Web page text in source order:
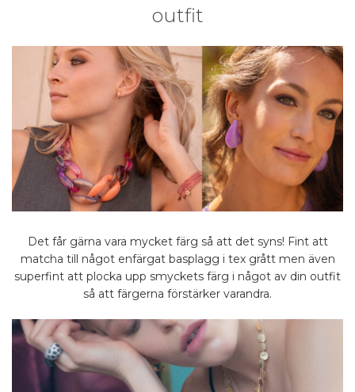
outfit
Det får gärna vara mycket färg så att det syns! Fint att
matcha till något enfärgat basplagg i tex grått men även
superfint att plocka upp smyckets färg i något av din outfit
så att färgerna förstärker varandra.